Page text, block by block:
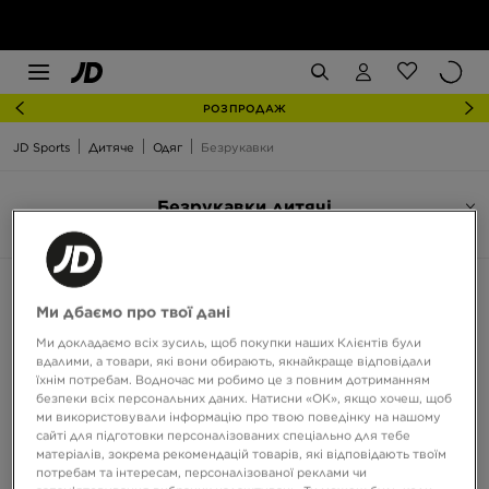
РОЗПРОДАЖ
JD Sports Дитяче Одяг Безрукавки
Безрукавки дитячі
Сортувати:
Ми дбаємо про твої дані
Ми докладаємо всіх зусиль, щоб покупки наших Клієнтів були
вдалими, а товари, які вони обирають, якнайкраще відповідали
їхнім потребам. Водночас ми робимо це з повним дотриманням
безпеки всіх персональних даних. Натисни «OK», якщо хочеш, щоб
ми використовували інформацію про твою поведінку на нашому
сайті для підготовки персоналізованих спеціально для тебе
матеріалів, зокрема рекомендацій товарів, які відповідають твоїм
потребам та інтересам, персоналізованої реклами чи